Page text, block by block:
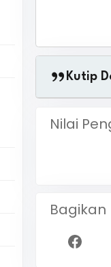
Kutip
Nilai
Bagikan